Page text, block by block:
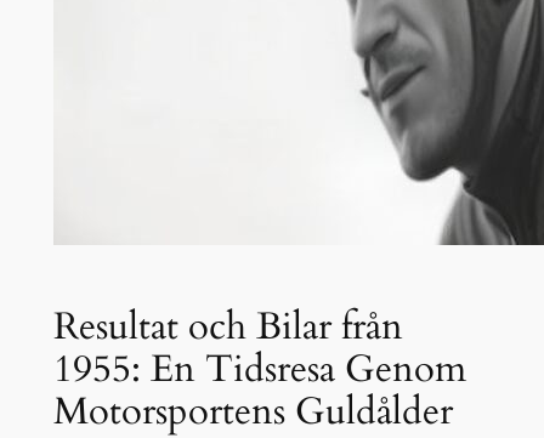
Resultat och Bilar från
1955: En Tidsresa Genom
Motorsportens Guldålder